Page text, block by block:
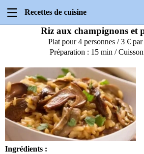
Recettes de cuisine
Riz aux champignons et
Plat pour 4 personnes / 3 € par
Préparation : 15 min /
Ingrédients :